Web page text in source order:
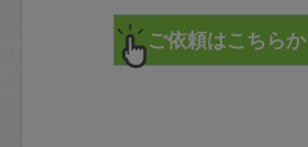
直前キャンセル料：
72時間前〜24時間前＝依
みてください。
その後、一番気に入ったタ
てください。
不在時に部屋に入るために
で、必ず鍵のかかるロッカ
れて依頼者の責任の元管理
けてください。